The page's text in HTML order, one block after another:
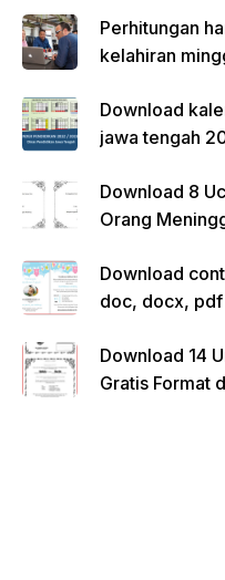
Perhitungan
kelahiran
Download
jawa tengah
Download 8
Orang
Download
doc, docx,
Download 14
Gratis Format